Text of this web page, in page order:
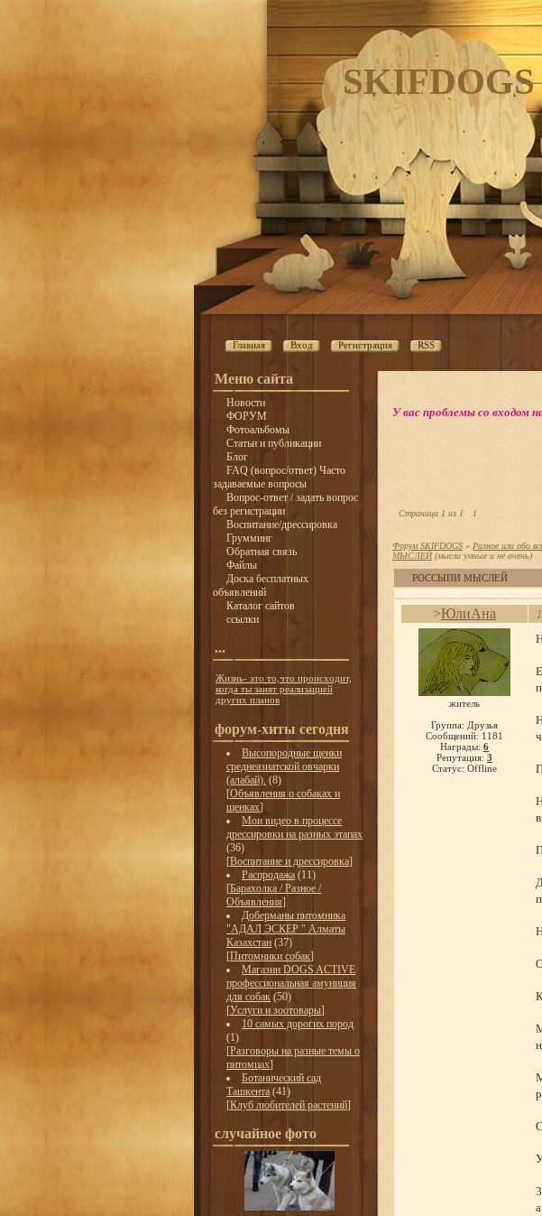
SKIFDOGS
Главная Вход Регистрация RSS
Меню сайта
Новости
ФОРУМ
Фотоальбомы
Статьи и публикации
Блог
FAQ (вопрос/ответ) Часто
задаваемые вопросы
Вопрос-ответ / задать вопрос
без регистрации
Воспитание/дрессировка
Грумминг
Обратная связь
Файлы
Доска бесплатных
объявлений
Каталог сайтов
ссылки
...
Жизнь- это то,что происходит,
когда ты занят реализацией
других планов
форум-хиты сегодня
Высопородные щенки
среднеазиатской овчарки
(алабай). (8)
[Объявления о собаках и
щенках]
Мои видео в процессе
дрессировки на разных этапах
(36)
[Воспитание и дрессировка]
Распродажа (11)
[Барахолка / Разное /
Объявления]
Доберманы питомника
"АДАЛ ЭСКЕР " Алматы
Казахстан (37)
[Питомники собак]
Магазин DOGS ACTIVE
профессиональная амуниция
для собак (50)
[Услуги и зоотовары]
10 самых дорогих пород
(1)
[Разговоры на разные темы о
питомцах]
Ботанический сад
Ташкента (41)
[Клуб любителей растений]
случайное фото
У вас проблемы со входом
Страница 1 из 1 1
Форум SKIFDOGS » Разное или обо
МЫСЛЕЙ (мысли умные и не очень)
РОССЫПИ МЫСЛЕЙ
>ЮлиАна
житель
Группа: Друзья
Сообщений: 1181
Награды: 6
Репутация: 3
Статус: Offline